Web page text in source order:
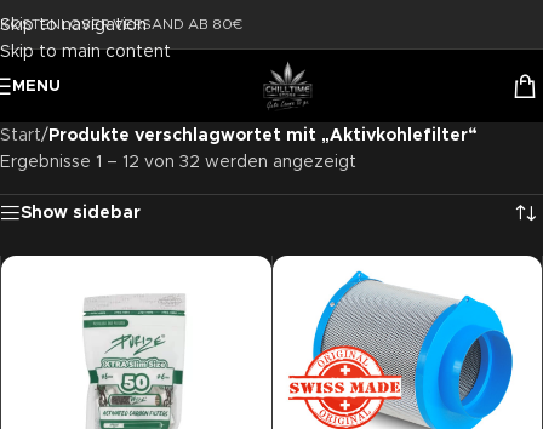
Skip to navigation
Skip to main content
KOSTENLOSER VERSAND AB 80€
MENU
Start/ Produkte verschlagwortet mit „Aktivkohlefilter“
Ergebnisse 1 – 12 von 32 werden angezeigt
Show sidebar